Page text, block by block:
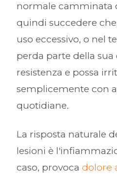
normale camminata
quindi succedere
uso eccessivo, o nel
perda parte della sua
resistenza e possa
semplicemente con
quotidiane.
La risposta naturale
lesioni è
caso, provoca dolore